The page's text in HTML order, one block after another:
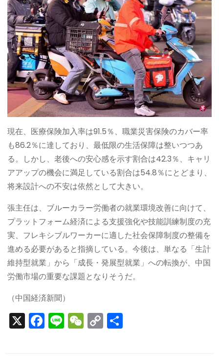
現在、医療保険加入率は91.5％、職業災害保険のカバー率
も86.2％に達しており、最低限の生活保障は整いつつあ
る。しかし、老後への安心感を示す割合は42.3％、キャリ
アアップの機会に満足している割合は54.8％にとどまり、
将来設計への不安は依然として大きい。
張主任は、ブルーカラー労働者の就業環境改善に向けて、
プラットフォーム経済による支援強化や技能訓練制度の充
実、フレキシブルワーカーに適した社会保障制度の整備を
進める必要があると指摘している。今後は、単なる「生計
維持型就業」から「成長・発展型就業」への転換が、中国
労働市場の重要な課題となりそうだ。
（中国経済新聞）
X F
a
Li
n
W
e
C
o